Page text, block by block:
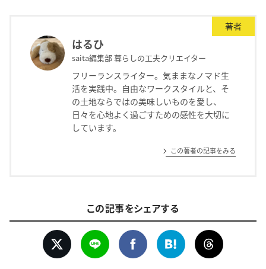
著者
はるひ
saita編集部 暮らしの工夫クリエイター
フリーランスライター。気ままなノマド生
活を実践中。自由なワークスタイルと、そ
の土地ならではの美味しいものを愛し、
日々を心地よく過ごすための感性を大切に
しています。
この著者の記事をみる
この記事をシェアする